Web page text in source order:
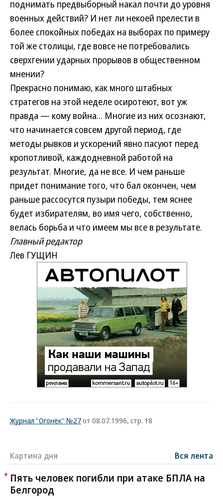
поднимать предвыборный накал почти до уровня
военных действий? И нет ли некоей прелести в
более спокойных победах на выборах по примеру
той же столицы, где вовсе не потребовались
сверхгении ударных прорывов в общественном
мнении?
Прекрасно понимаю, как много штабных
стратегов на этой неделе осиротеют, вот уж
правда — кому война... Многие из них осознают,
что начинается совсем другой период, где
методы рывков и ускорений явно пасуют перед
кропотливой, каждодневной работой на
результат. Многие, да не все. И чем раньше
придет понимание того, что бал окончен, чем
раньше рассосутся пузыри победы, тем яснее
будет избирателям, во имя чего, собственно,
велась борьба и что имеем мы все в результате.
Главный редактор
Лев ГУЩИН
Журнал "Огонёк" №27от 08.07.1996, стр. 18
Картина дня Вся лента
Пять человек погибли при атаке БПЛА на
Белгород